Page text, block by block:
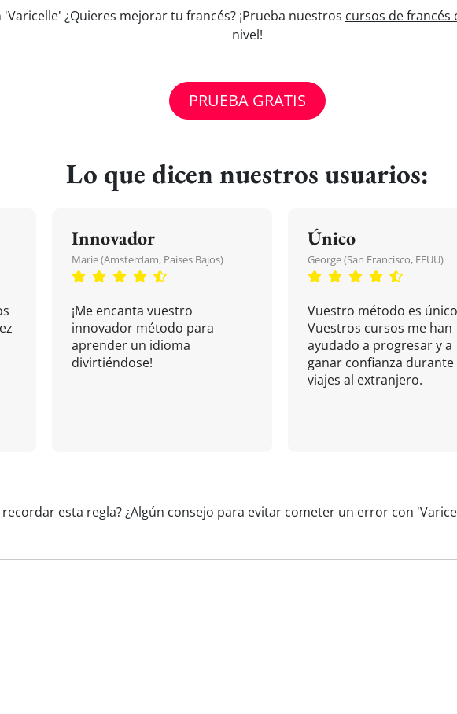
¿Quieres mejorar tu francés? ¡Prueba nuestros cursos de francés
nivel!
PRUEBA GRATIS
Lo que dicen nuestros usuarios:
Innovador
Marie (Amsterdam, Países Bajos)
¡Me encanta vuestro
innovador método para
aprender un idioma
divirtiéndose!
Único
George (San Francisco, EEUU)
Vuestro método es
Vuestros cursos me han
ayudado a progresar y a
ganar confianza durante
viajes al extranjero.
esta regla? ¿Algún consejo para evitar cometer un error con